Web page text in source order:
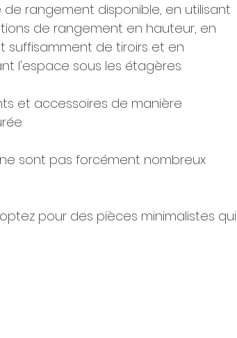
de rangement disponible, en utilisant
de rangement en hauteur, en
suffisamment de tiroirs et en
l'espace sous les étagères.
et accessoires de manière
sont pas forcément nombreux
pour des pièces minimalistes qui